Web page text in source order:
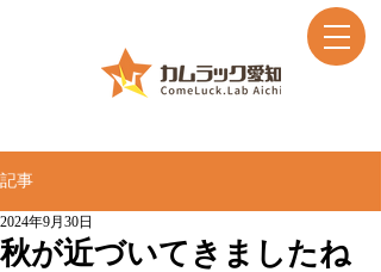
記事
秋が近づいてきましたね
2024年9月30日